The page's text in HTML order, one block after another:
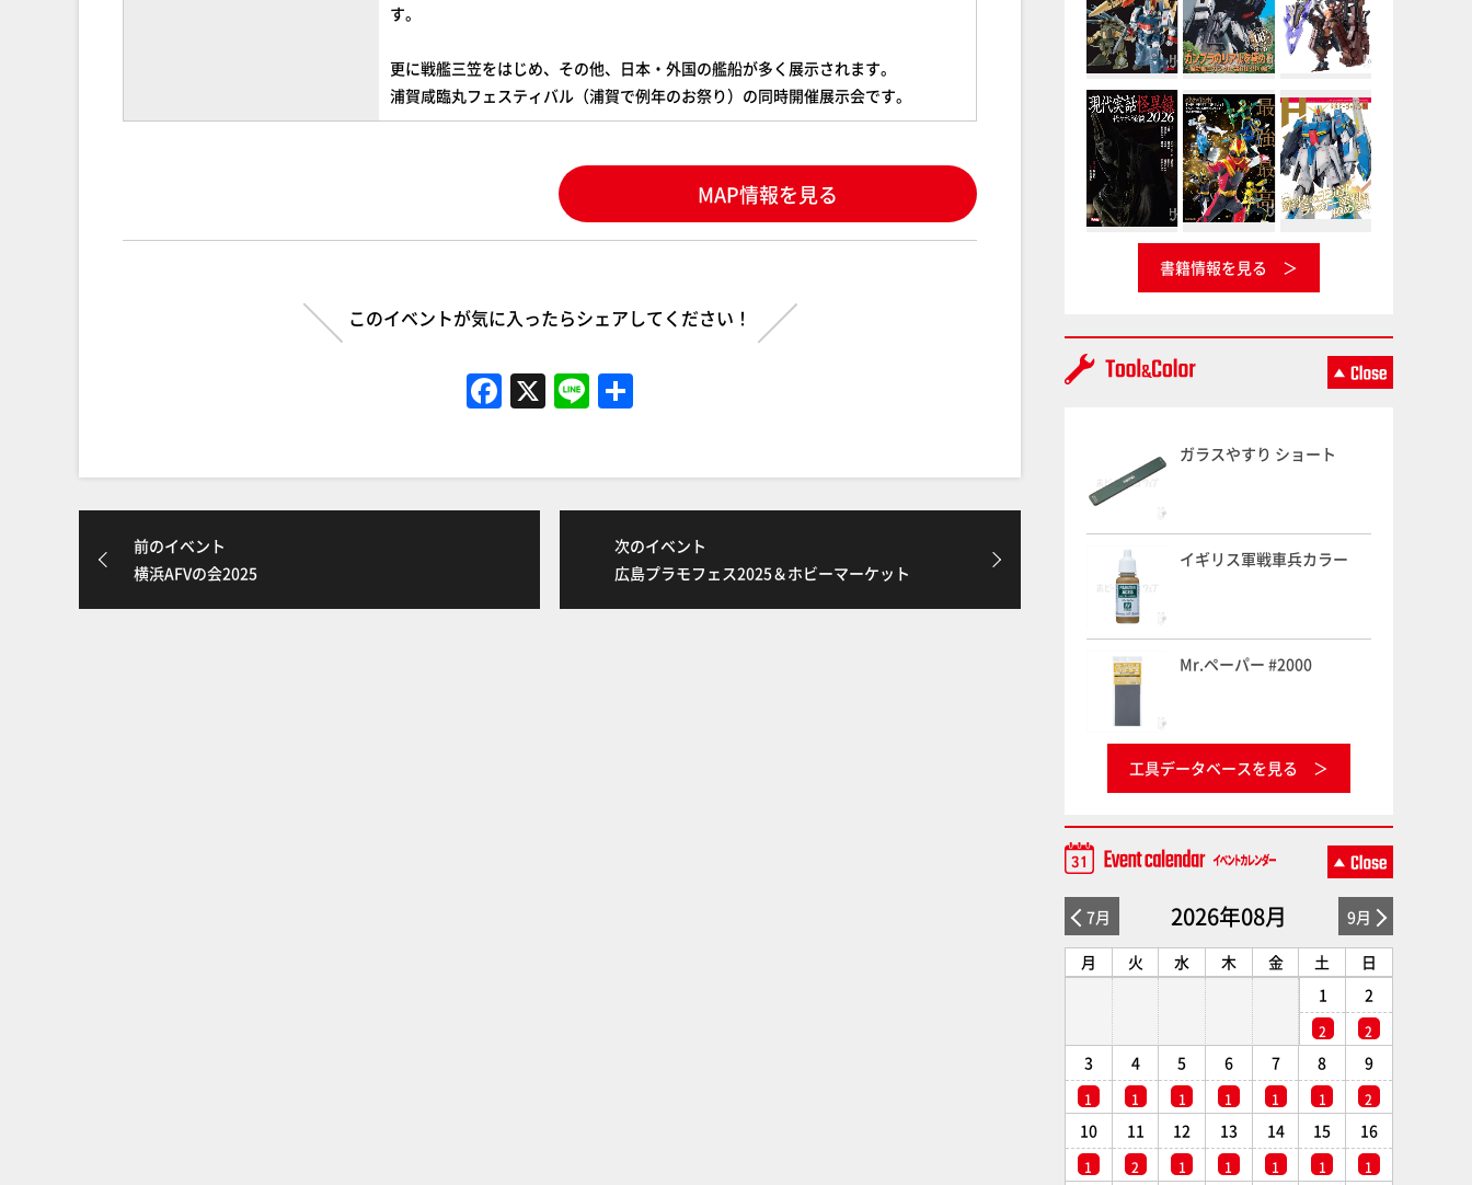
す。
更に戦艦三笠をはじめ、その他、日本・外国の艦船が多く展示されます。
浦賀咸臨丸フェスティバル（浦賀で例年のお祭り）の同時開催展示会です。
MAP情報を見る
このイベントが気に入ったらシェアしてください！
F
e
o
X Li
前のイベント
横浜AFVの会2025
次のイベント
広島プラモフェス2025＆ホビーマーケット
書籍情報を見る
ガラスやすり ショート
イギリス軍戦車兵カラー
Mr.ペーパー #2000
工具データベースを見る
7月 2026年08月 9月
月 火 水 木 金 土
日
1
2
2
2
3
1
4
1
5
1
6
1
7
1
8
1
9
2
10
1
11
2
12
1
13
1
14
1
15
1
16
1